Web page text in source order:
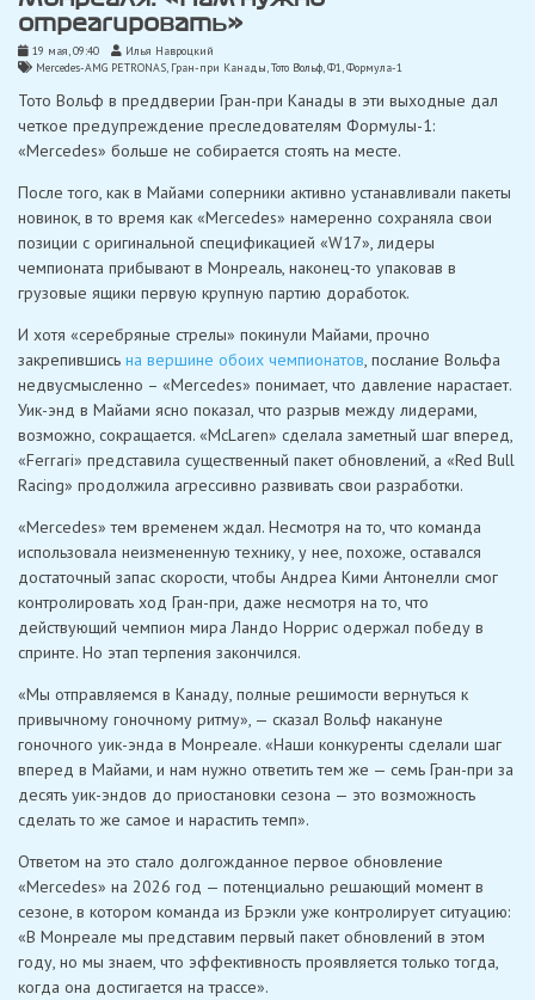
отреагировать»
19 мая, 09:40
Илья Навроцкий
Mercedes-AMG PETRONAS, Гран-при Канады,Тото Вольф,Ф1,Формула-1
Тото Вольф в преддверии Гран-при Канады в эти выходные дал
четкое предупреждение преследователям Формулы-1:
«Mercedes» больше не собирается стоять на месте.
После того, как в Майами соперники активно устанавливали пакеты
новинок, в то время как «Mercedes» намеренно сохраняла свои
позиции с оригинальной спецификацией «W17», лидеры
чемпионата прибывают в Монреаль, наконец-то упаковав в
грузовые ящики первую крупную партию доработок.
И хотя «серебряные стрелы» покинули Майами, прочно
закрепившись на вершине обоих чемпионатов, послание Вольфа
недвусмысленно – «Mercedes» понимает, что давление нарастает.
Уик-энд в Майами ясно показал, что разрыв между лидерами,
возможно, сокращается. «McLaren» сделала заметный шаг вперед,
«Ferrari» представила существенный пакет обновлений, а «Red Bull
Racing» продолжила агрессивно развивать свои разработки.
«Mercedes» тем временем ждал. Несмотря на то, что команда
использовала неизмененную технику, у нее, похоже, оставался
достаточный запас скорости, чтобы Андреа Кими Антонелли смог
контролировать ход Гран-при, даже несмотря на то, что
действующий чемпион мира Ландо Норрис одержал победу в
спринте. Но этап терпения закончился.
«Мы отправляемся в Канаду, полные решимости вернуться к
привычному гоночному ритму», — сказал Вольф накануне
гоночного уик-энда в Монреале. «Наши конкуренты сделали шаг
вперед в Майами, и нам нужно ответить тем же — семь Гран-при за
десять уик-эндов до приостановки сезона — это возможность
сделать то же самое и нарастить темп».
Ответом на это стало долгожданное первое обновление
«Mercedes» на 2026 год — потенциально решающий момент в
сезоне, в котором команда из Брэкли уже контролирует ситуацию:
«В Монреале мы представим первый пакет обновлений в этом
году, но мы знаем, что эффективность проявляется только тогда,
когда она достигается на трассе».